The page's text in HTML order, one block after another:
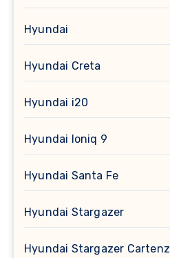
Hyundai
Hyundai Creta
Hyundai i20
Hyundai Ioniq 9
Hyundai Santa Fe
Hyundai Stargazer
Hyundai Stargazer Cartenz